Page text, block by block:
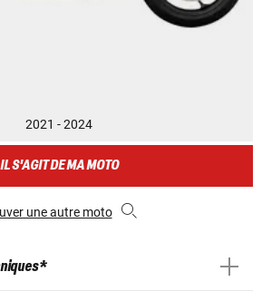
2021 - 2024
IL S'AGIT DE MA MOTO
une autre moto
*